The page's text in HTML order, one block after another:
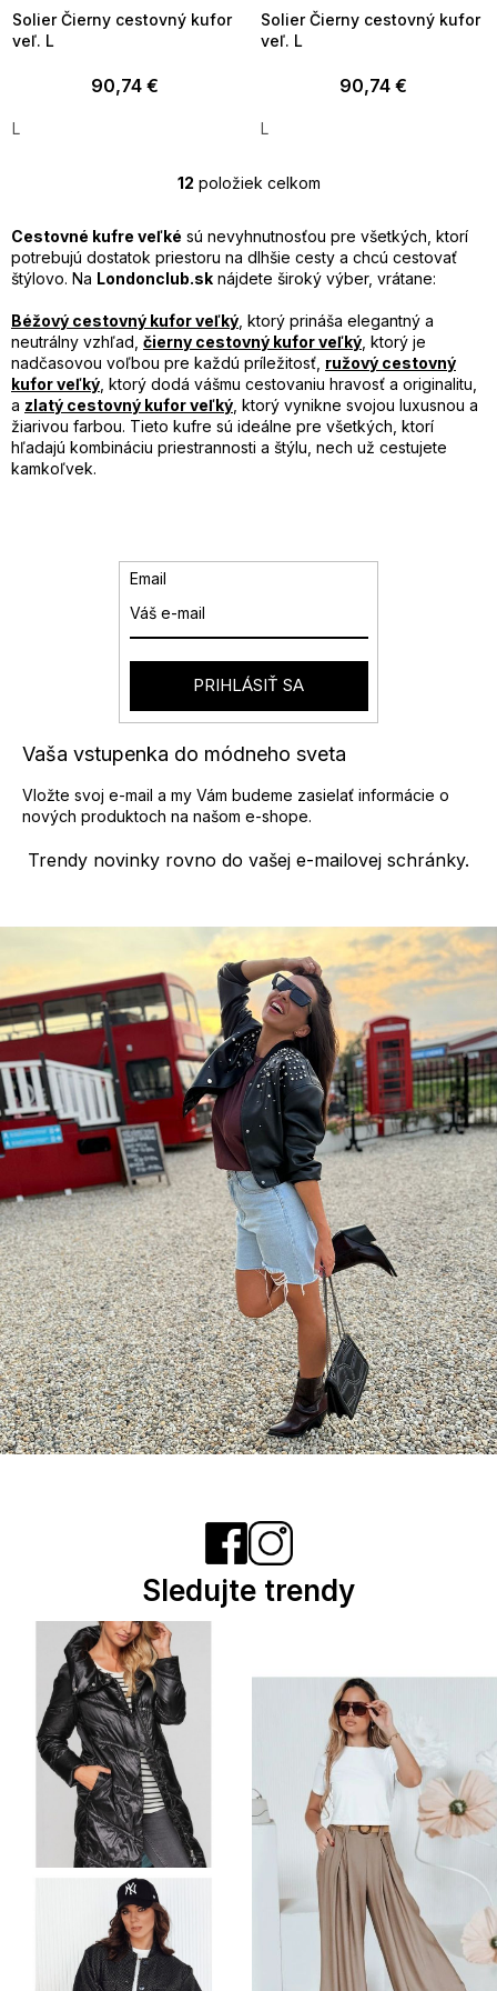
Solier Čierny cestovný kufor
veľ. L
90,74 €
L
Solier Čierny cestovný kufor
veľ. L
90,74 €
L
O
l
á
d
c
i
e
p
r
v
k
12 položiek celkom
Cestovné kufre veľké sú nevyhnutnosťou pre všetkých, ktorí
potrebujú dostatok priestoru na dlhšie cesty a chcú cestovať
štýlovo. Na Londonclub.sk nájdete široký výber, vrátane:
Béžový cestovný kufor veľký , ktorý prináša elegantný a
neutrálny vzhľad, čierny cestovný kufor veľký , ktorý je
nadčasovou voľbou pre každú príležitosť, ružový cestovný
kufor veľký , ktorý dodá vášmu cestovaniu hravosť a originalitu,
a zlatý cestovný kufor veľký , ktorý vynikne svojou luxusnou a
žiarivou farbou. Tieto kufre sú ideálne pre všetkých, ktorí
hľadajú kombináciu priestrannosti a štýlu, nech už cestujete
kamkoľvek.
Trendy novinky rovno do vašej e-mailovej schránky.
Vaša vstupenka do módneho sveta
Vložte svoj e-mail a my Vám budeme zasielať informácie o
nových produktoch na našom e-shope.
Email
PRIHLÁSIŤ SA